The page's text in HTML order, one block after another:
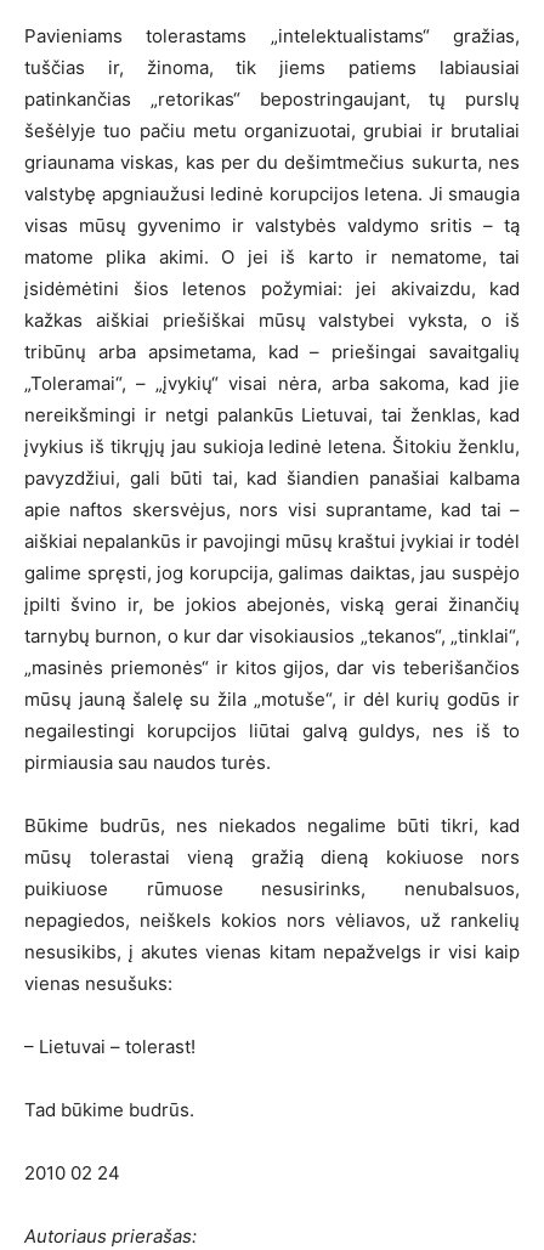
Pavieniams tolerastams „intelektualistams“ gražias,
tuščias ir, žinoma, tik jiems patiems labiausiai
patinkančias „retorikas“ bepostringaujant, tų purslų
šešėlyje tuo pačiu metu organizuotai, grubiai ir brutaliai
griaunama viskas, kas per du dešimtmečius sukurta, nes
valstybę apgniaužusi ledinė korupcijos letena. Ji smaugia
visas mūsų gyvenimo ir valstybės valdymo sritis – tą
matome plika akimi. O jei iš karto ir nematome, tai
įsidėmėtini šios letenos požymiai: jei akivaizdu, kad
kažkas aiškiai priešiškai mūsų valstybei vyksta, o iš
tribūnų arba apsimetama, kad – priešingai savaitgalių
„Toleramai“, – „įvykių“ visai nėra, arba sakoma, kad jie
nereikšmingi ir netgi palankūs Lietuvai, tai ženklas, kad
įvykius iš tikrųjų jau sukioja ledinė letena. Šitokiu ženklu,
pavyzdžiui, gali būti tai, kad šiandien panašiai kalbama
apie naftos skersvėjus, nors visi suprantame, kad tai –
aiškiai nepalankūs ir pavojingi mūsų kraštui įvykiai ir todėl
galime spręsti, jog korupcija, galimas daiktas, jau suspėjo
įpilti švino ir, be jokios abejonės, viską gerai žinančių
tarnybų burnon, o kur dar visokiausios „tekanos“, „tinklai“,
„masinės priemonės“ ir kitos gijos, dar vis teberišančios
mūsų jauną šalelę su žila „motuše“, ir dėl kurių godūs ir
negailestingi korupcijos liūtai galvą guldys, nes iš to
pirmiausia sau naudos turės.
Būkime budrūs, nes niekados negalime būti tikri, kad
mūsų tolerastai vieną gražią dieną kokiuose nors
puikiuose rūmuose nesusirinks, nenubalsuos,
nepagiedos, neiškels kokios nors vėliavos, už rankelių
nesusikibs, į akutes vienas kitam nepažvelgs ir visi kaip
vienas nesušuks:
– Lietuvai – tolerast!
Tad būkime budrūs.
2010 02 24
Autoriaus prierašas: